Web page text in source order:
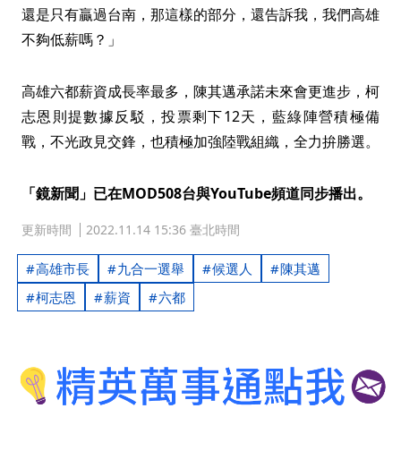
還是只有贏過台南，那這樣的部分，還告訴我，我們高雄
不夠低薪嗎？」
高雄六都薪資成長率最多，陳其邁承諾未來會更進步，柯
志恩則提數據反駁，投票剩下12天，藍綠陣營積極備
戰，不光政見交鋒，也積極加強陸戰組織，全力拚勝選。
「鏡新聞」已在MOD508台與YouTube頻道同步播出。
更新時間 2022.11.14 15:36 臺北時間
高雄市長 九合一選舉 候選人
陳其邁
柯志恩
薪資 六都